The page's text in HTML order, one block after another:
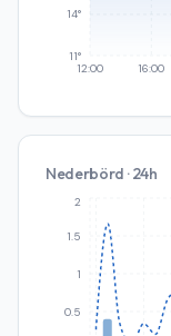
12:00 16:00
11°
14°
Nederbörd · 24h
0.5
1
1.5
2